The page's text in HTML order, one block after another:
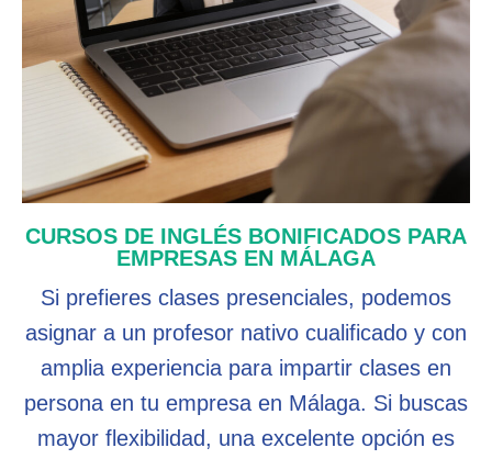
CURSOS DE INGLÉS BONIFICADOS PARA
EMPRESAS EN MÁLAGA
Si prefieres clases presenciales, podemos
asignar a un profesor nativo cualificado y con
amplia experiencia para impartir clases en
persona en tu empresa en Málaga. Si buscas
mayor flexibilidad, una excelente opción es